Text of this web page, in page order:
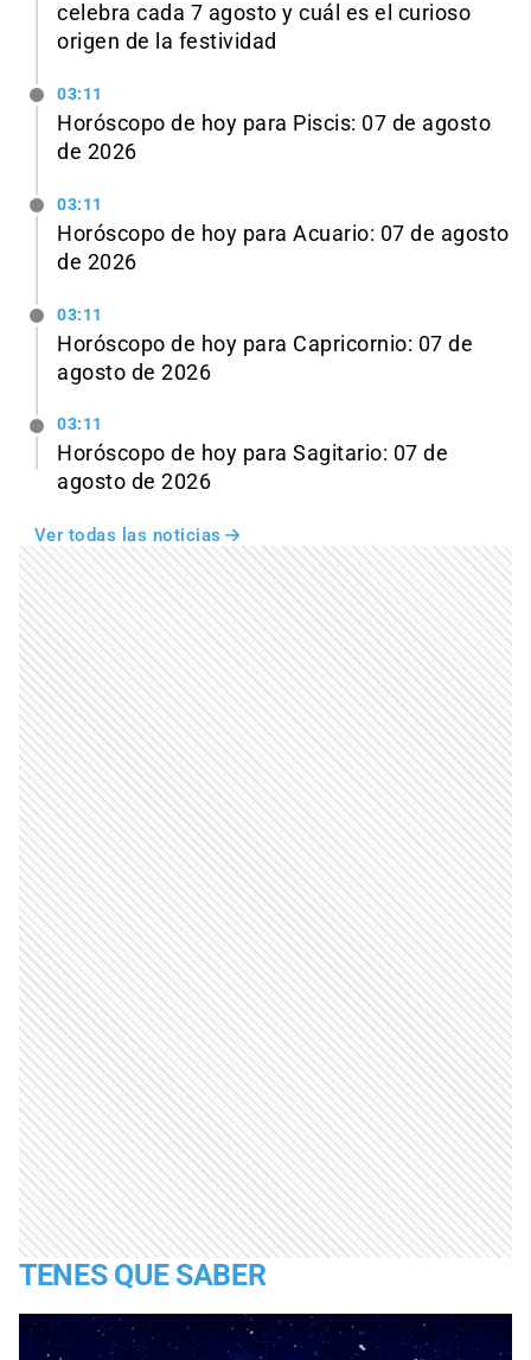
celebra cada 7 agosto y cuál es el curioso
origen de la festividad
03:11
Horóscopo de hoy para Piscis: 07 de agosto
de 2026
03:11
Horóscopo de hoy para Acuario: 07 de agosto
de 2026
03:11
Horóscopo de hoy para Capricornio: 07 de
agosto de 2026
03:11
Horóscopo de hoy para Sagitario: 07 de
agosto de 2026
Ver todas las noticias
TENES QUE SABER